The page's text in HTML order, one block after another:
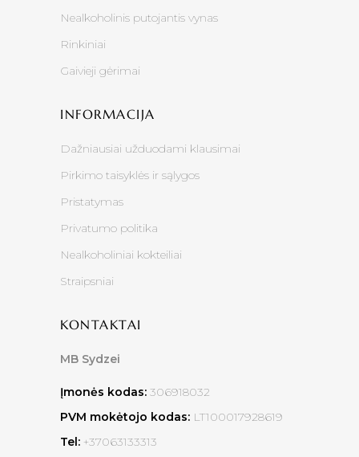
Nealkoholinis putojantis vynas
Rinkiniai
Gaivieji gėrimai
INFORMACIJA
Dažniausiai užduodami klausimai
Pirkimo taisyklės ir sąlygos
Pristatymas
Privatumo politika
Nealkoholiniai kokteiliai
Straipsniai
KONTAKTAI
MB Sydzei
Įmonės kodas: 306918032
PVM mokėtojo kodas: LT100017928619
Tel: +37063133313